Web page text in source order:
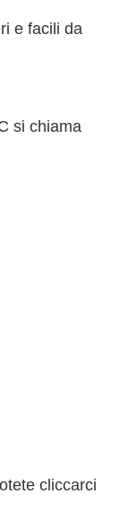
e facili da
si chiama
cliccarci